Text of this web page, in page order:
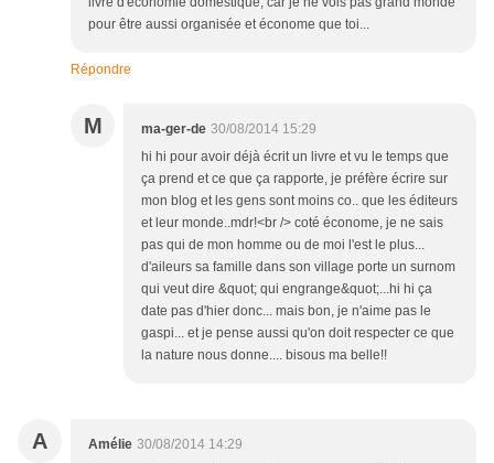
pour être aussi organisée et économe que toi...
Répondre
M ma-ger-de 30/08/2014 15:29
hi hi pour avoir déjà écrit un livre et vu le temps que
ça prend et ce que ça rapporte, je préfère écrire sur
mon blog et les gens sont moins co.. que les éditeurs
et leur monde..mdr!<br /> coté économe, je ne sais
pas qui de mon homme ou de moi l'est le plus...
d'aileurs sa famille dans son village porte un surnom
qui veut dire &quot; qui engrange&quot;...hi hi ça
date pas d'hier donc... mais bon, je n'aime pas le
gaspi... et je pense aussi qu'on doit respecter ce que
la nature nous donne.... bisous ma belle!!
A Amélie 30/08/2014 14:29